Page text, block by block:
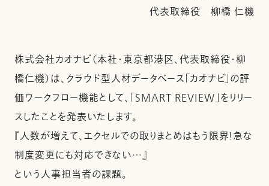
代表取締役 柳橋 仁機
株式会社カオナビ（本社・東京都港区、代表取締役・柳
橋仁機）は、クラウド型人材データベース「カオナビ」の評
価ワークフロー機能として、「SMART REVIEW」をリリー
スしたことを発表いたします。
『人数が増えて、エクセルでの取りまとめはもう限界！急な
制度変更にも対応できない…』
という人事担当者の課題。